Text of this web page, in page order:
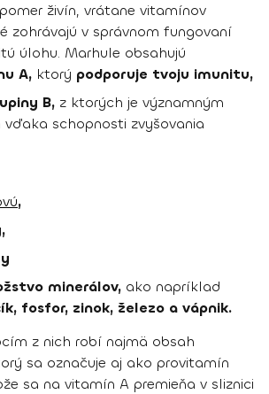
živín, vrátane vitamínov
zohrávajú v správnom fungovaní
úlohu. Marhule obsahujú
A, ktorý podporuje tvoju imunitu,
B, z ktorých je významným
vďaka schopnosti zvyšovania
,
minerálov, ako napríklad
fosfor, zinok, železo a vápnik.
z nich robí najmä obsah
sa označuje aj ako provitamín
sa na vitamín A premieňa v sliznici